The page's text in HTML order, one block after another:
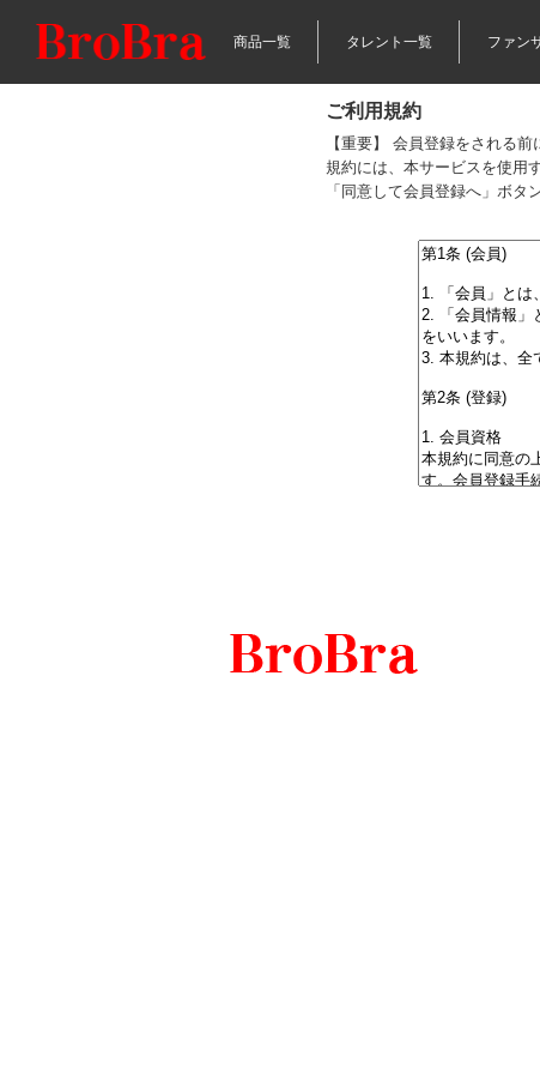
商品一覧 タレント一覧 ファン
ご利用規約
【重要】 会員登録をされる
規約には、本サービスを使用
「同意して会員登録へ」ボタ